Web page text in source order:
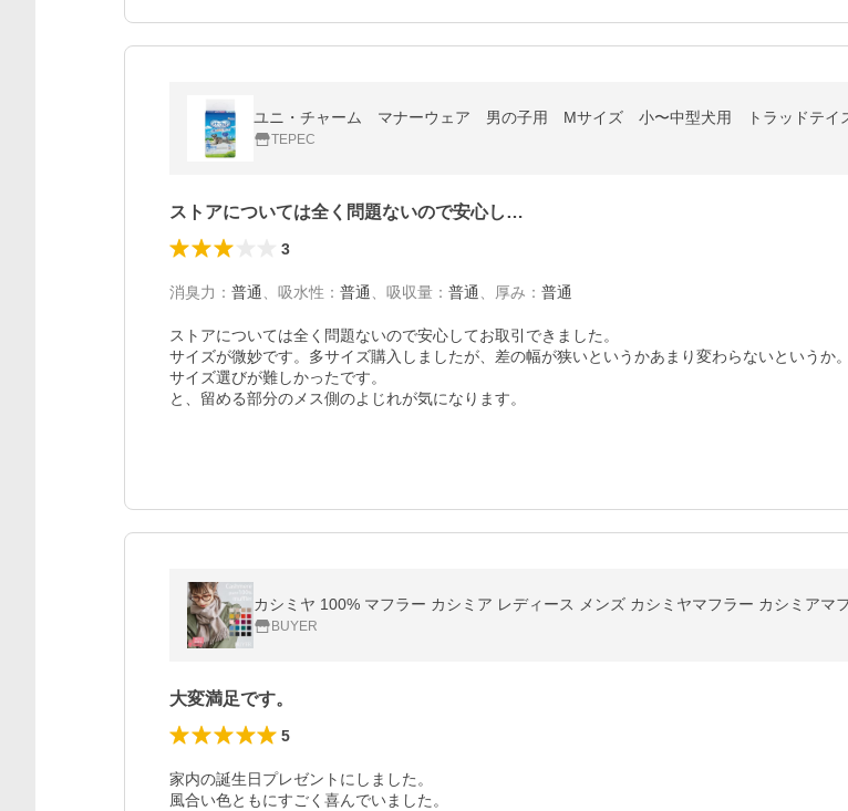
ユニ・チャーム マナーウェア 男の子用 Mサイズ 小〜中型犬用 トラッド
TEPEC
ストアについては全く問題ないので安心し…
3
消臭力 ： 普通 吸水性 ： 普通 吸収量 ： 普通 厚み ： 普通
ストアについては全く問題ないので安心してお取引できました。
サイズが微妙です。多サイズ購入しましたが、差の幅が狭いというかあまり変わらないというか。
サイズ選びが難しかったです。
と、留める部分のメス側のよじれが気になります。
カシミヤ 100% マフラー カシミア レディース メンズ カシミヤマフラー カシミアマ
BUYER
大変満足です。
5
家内の誕生日プレゼントにしました。
風合い色ともにすごく喜んでいました。